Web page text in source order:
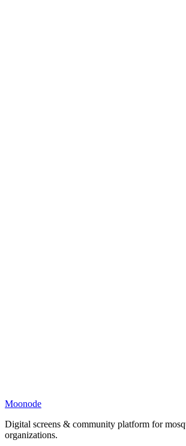
Moonode
Digital screens & community platform for
organizations.